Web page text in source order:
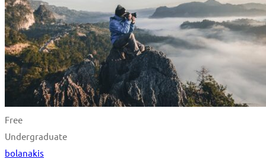
Free
Undergraduate
bolanakis